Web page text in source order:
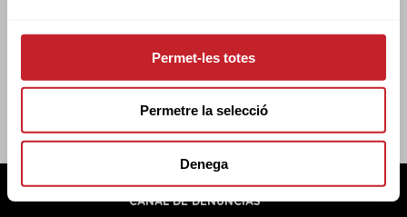
Permet-les totes
Permetre la selecció
Denega
POLÍTICA DE COOKIES
POLÍTICA DE PRIVACIDAD
CANAL DE DENUNCIAS